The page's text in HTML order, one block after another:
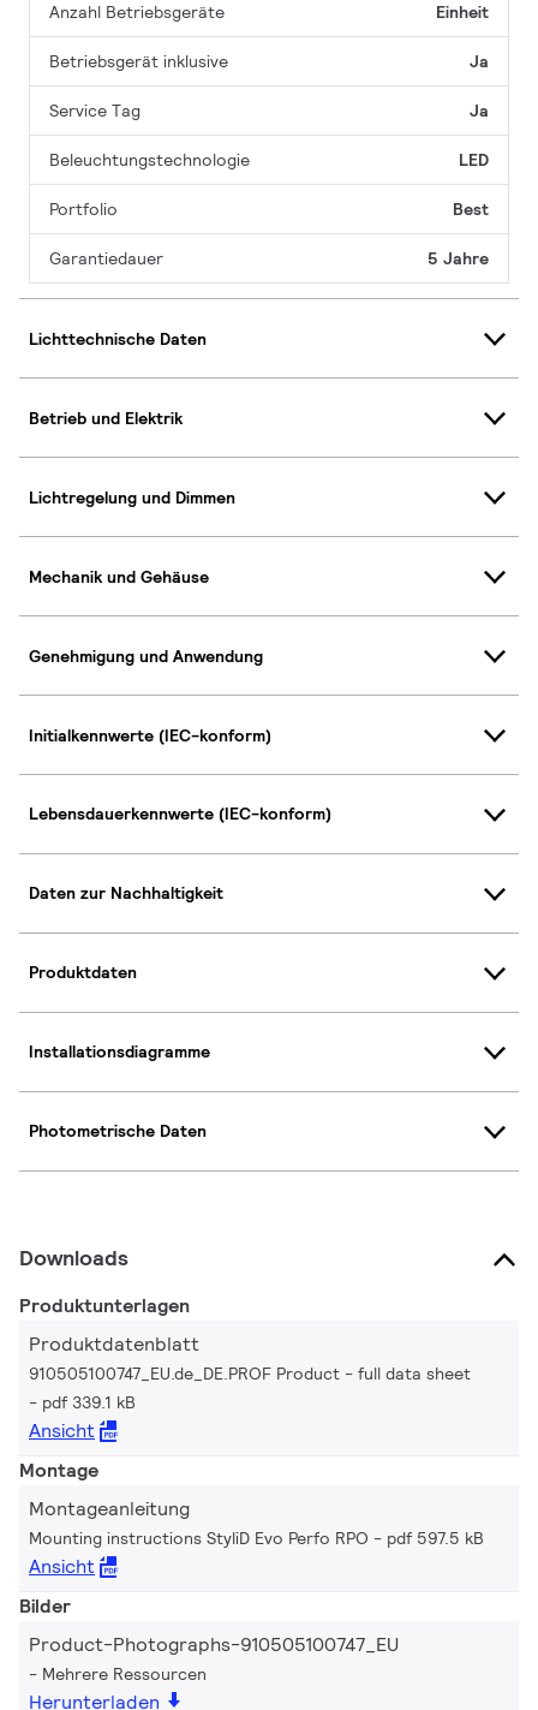
Anzahl Betriebsgeräte Einheit
Betriebsgerät inklusive Ja
Service Tag Ja
Beleuchtungstechnologie LED
Portfolio Best
Garantiedauer 5 Jahre
Lichttechnische Daten
Betrieb und Elektrik
Lichtregelung und Dimmen
Mechanik und Gehäuse
Genehmigung und Anwendung
Initialkennwerte (IEC-konform)
Lebensdauerkennwerte (IEC-konform)
Daten zur Nachhaltigkeit
Produktdaten
Installationsdiagramme
Photometrische Daten
Downloads
Produktunterlagen
Produktdatenblatt
910505100747_EU.de_DE.PROF Product - full data sheet
pdf 339.1 kB
Ansicht
Montage
Montageanleitung
Mounting instructions StyliD Evo Perfo RPO pdf 597.5 kB
Ansicht
Bilder
Product-Photographs-910505100747_EU
Mehrere Ressourcen
Herunterladen